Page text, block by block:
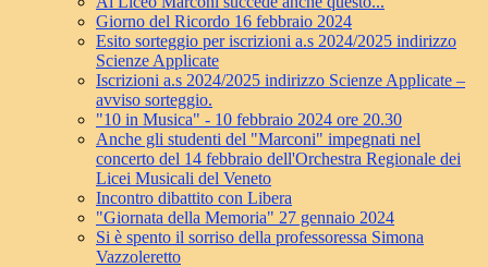
Giorno del Ricordo 16 febbraio 2024
Esito sorteggio per iscrizioni a.s 2024/2025 indirizzo
Scienze Applicate
Iscrizioni a.s 2024/2025 indirizzo Scienze Applicate –
avviso sorteggio.
"10 in Musica" - 10 febbraio 2024 ore 20.30
Anche gli studenti del "Marconi" impegnati nel
concerto del 14 febbraio dell'Orchestra Regionale dei
Licei Musicali del Veneto
Incontro dibattito con Libera
"Giornata della Memoria" 27 gennaio 2024
Si è spento il sorriso della professoressa Simona
Vazzoleretto